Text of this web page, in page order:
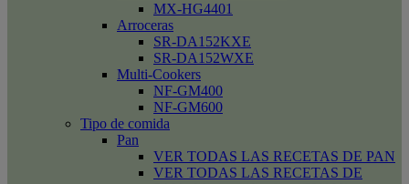
MX-HG4401
Arroceras
SR-DA152KXE
SR-DA152WXE
Multi-Cookers
NF-GM400
NF-GM600
Tipo de comida
Pan
VER TODAS LAS RECETAS DE PAN
VER TODAS LAS RECETAS DE